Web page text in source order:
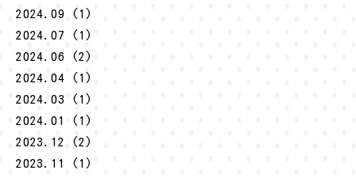
2024.09 (1)
2024.07 (1)
2024.06 (2)
2024.04 (1)
2024.03 (1)
2024.01 (1)
2023.12 (2)
2023.11 (1)